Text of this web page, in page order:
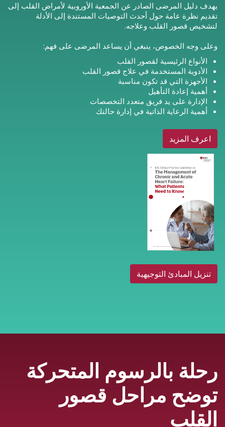
يهدف دليل المرضى الصادر عن الجمعية الأوروبية لأمراض القلب إلى
تقديم نظرة عامة حول أحدث التوصيات المستندة إلى الأدلة
لتشخيص قصور القلب وعلاجه.
وعلى وجه الخصوص، ينبغي أن يساعد المرضى على فهم:
الأنواع الرئيسية لقصور القلب
الأدوية المستخدمة في علاج قصور القلب
الأجهزة التي قد تكون مناسبة
أهمية إعادة التأهيل
الإدارة على يد فريق متعدد التخصصات
أهمية الرعاية الذاتية في إدارة حالتك
اعرف المزيد
تنزيل المبادئ التوجيهية
رحلة بالرسوم المتحركة
توضح مراحل قصور
القلب